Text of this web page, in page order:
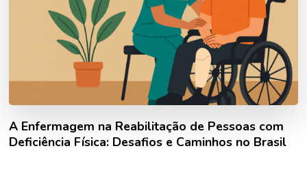
A Enfermagem na Reabilitação de Pessoas com
Deficiência Física: Desafios e Caminhos no Brasil